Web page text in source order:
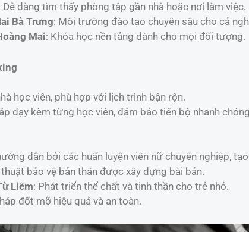
Dễ dàng tìm thấy phòng tập gần nhà hoặc nơi làm việc.
Bà Trưng: Môi trường đào tạo chuyên sâu cho cả
Mai: Khóa học nền tảng dành cho mọi đối tượng.
học viên, phù hợp với lịch trình bận rộn.
dạy kèm từng học viên, đảm bảo tiến bộ nhanh
dẫn bởi các huấn luyện viên nữ chuyên nghiệp,
thuật bảo vệ bản thân được xây dựng bài bản.
Liêm: Phát triển thể chất và tinh thần cho trẻ nhỏ.
đốt mỡ hiệu quả và an toàn.